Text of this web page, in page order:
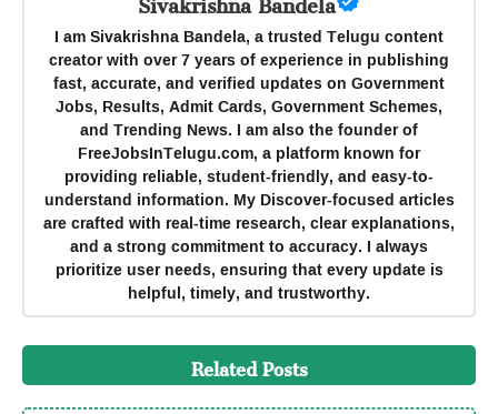
I am Sivakrishna Bandela, a trusted Telugu content
creator with over 7 years of experience in publishing
fast, accurate, and verified updates on Government
Jobs, Results, Admit Cards, Government Schemes,
and Trending News. I am also the founder of
FreeJobsInTelugu.com, a platform known for
providing reliable, student-friendly, and easy-to-
understand information. My Discover-focused articles
are crafted with real-time research, clear explanations,
and a strong commitment to accuracy. I always
prioritize user needs, ensuring that every update is
helpful, timely, and trustworthy.
Related Posts